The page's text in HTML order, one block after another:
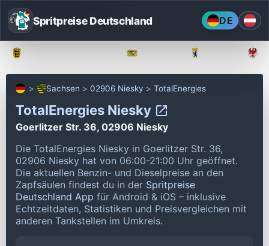
Spritpreise Deutschland DE
Sachsen 02906 Niesky TotalEnergies
TotalEnergies Niesky
Goerlitzer Str. 36, 02906 Niesky
Die TotalEnergies Niesky in Goerlitzer Str. 36,
02906 Niesky hat von 06:00-21:00 Uhr geöffnet.
Die aktuellen Benzin- und Dieselpreise an den
Zapfsäulen findest du in der Spritpreise
Deutschland App für Android & iOS – inklusive
Echtzeitdaten, Statistiken und Preisvergleichen mit
anderen Tankstellen im Umkreis.